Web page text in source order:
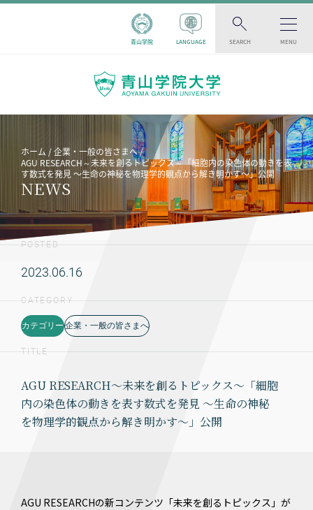
青山学院 LANGUAGE SEARCH MENU
ホーム
企業・一般の皆さまへ
AGU RESEARCH～未来を創るトピックス～「細胞内の染色体の動きを表
す数式を発見 〜生命の神秘を物理学的観点から解き明かす〜」公開
NEWS
POSTED
2023.06.16
CATEGORY
カテゴリー 企業・一般の皆さまへ
TITLE
AGU RESEARCH～未来を創るトピックス～「細胞
内の染色体の動きを表す数式を発見 〜生命の神秘
を物理学的観点から解き明かす〜」公開
AGU RESEARCHの新コンテンツ「未来を創るトピックス」が